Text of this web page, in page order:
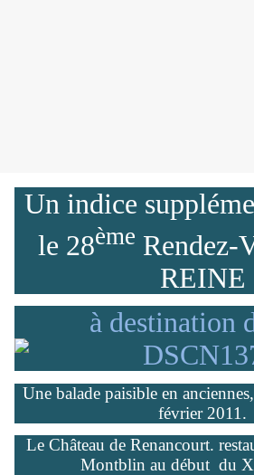
Un indice
le 28ème Rendez-
REINE
à destination
Une balade paisible en
février 2011.
Le Château de Renancourt.
Montblin au début du